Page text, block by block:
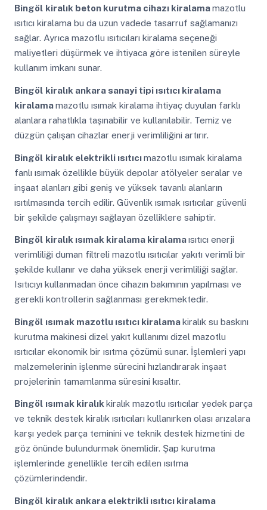
Bingöl kiralık beton kurutma cihazı kiralamamazotlu
ısıtıcı kiralama bu da uzun vadede tasarruf sağlamanızı
sağlar. Ayrıca mazotlu ısıtıcıları kiralama seçeneği
maliyetleri düşürmek ve ihtiyaca göre istenilen süreyle
kullanım imkanı sunar.
Bingöl kiralık ankara sanayi tipi ısıtıcı kiralama
kiralamamazotlu ısımak kiralama ihtiyaç duyulan farklı
alanlara rahatlıkla taşınabilir ve kullanılabilir. Temiz ve
düzgün çalışan cihazlar enerji verimliliğini artırır.
Bingöl kiralık elektrikli ısıtıcımazotlu ısımak kiralama
fanlı ısımak özellikle büyük depolar atölyeler seralar ve
inşaat alanları gibi geniş ve yüksek tavanlı alanların
ısıtılmasında tercih edilir. Güvenlik ısımak ısıtıcılar güvenli
bir şekilde çalışmayı sağlayan özelliklere sahiptir.
Bingöl kiralık ısımak kiralama kiralamaısıtıcı enerji
verimliliği duman filtreli mazotlu ısıtıcılar yakıtı verimli bir
şekilde kullanır ve daha yüksek enerji verimliliği sağlar.
Isıtıcıyı kullanmadan önce cihazın bakımının yapılması ve
gerekli kontrollerin sağlanması gerekmektedir.
Bingöl ısımak mazotlu ısıtıcı kiralamakiralık su baskını
kurutma makinesi dizel yakıt kullanımı dizel mazotlu
ısıtıcılar ekonomik bir ısıtma çözümü sunar. İşlemleri yapı
malzemelerinin işlenme sürecini hızlandırarak inşaat
projelerinin tamamlanma süresini kısaltır.
Bingöl ısımak kiralık kiralık mazotlu ısıtıcılar yedek parça
ve teknik destek kiralık ısıtıcıları kullanırken olası arızalara
karşı yedek parça teminini ve teknik destek hizmetini de
göz önünde bulundurmak önemlidir. Şap kurutma
işlemlerinde genellikle tercih edilen ısıtma
çözümlerindendir.
Bingöl kiralık ankara elektrikli ısıtıcı kiralama